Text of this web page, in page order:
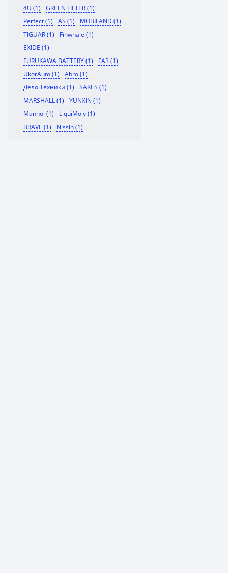
4U (1)
GREEN FILTER (1)
Perfect (1)
AS (1)
MOBILAND (1)
TIGUAR (1)
Finwhale (1)
EXIDE (1)
FURUKAWA BATTERY (1)
ГАЗ (1)
UkorAuto (1)
Abro (1)
Дело Техники (1)
SAKES (1)
MARSHALL (1)
YUNXIN (1)
Mannol (1)
LiquiMoly (1)
BRAVE (1)
Nissin (1)